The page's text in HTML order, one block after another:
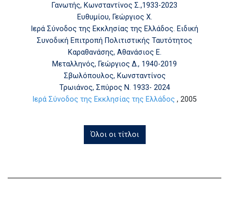
Γανωτής, Κωνσταντίνος Σ.,1933-2023
Ευθυμίου, Γεώργιος Χ.
Ιερά Σύνοδος της Εκκλησίας της Ελλάδος. Ειδική
Συνοδική Επιτροπή Πολιτιστικής Ταυτότητος
Καραθανάσης, Αθανάσιος Ε.
Μεταλληνός, Γεώργιος Δ., 1940-2019
Σβωλόπουλος, Κωνσταντίνος
Τρωιάνος, Σπύρος Ν. 1933- 2024
Ιερά Σύνοδος της Εκκλησίας της Ελλάδος , 2005
Όλοι οι τίτλοι